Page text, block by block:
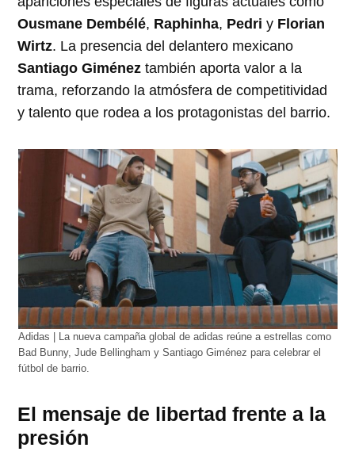
Ousmane Dembélé, Raphinha, Pedri y Florian
Wirtz. La presencia del delantero mexicano
Santiago Giménez también aporta valor a la
trama, reforzando la atmósfera de competitividad
y talento que rodea a los protagonistas del barrio.
Adidas | La nueva campaña global de adidas reúne a estrellas como
Bad Bunny, Jude Bellingham y Santiago Giménez para celebrar el
fútbol de barrio.
El mensaje de libertad frente a la
presión